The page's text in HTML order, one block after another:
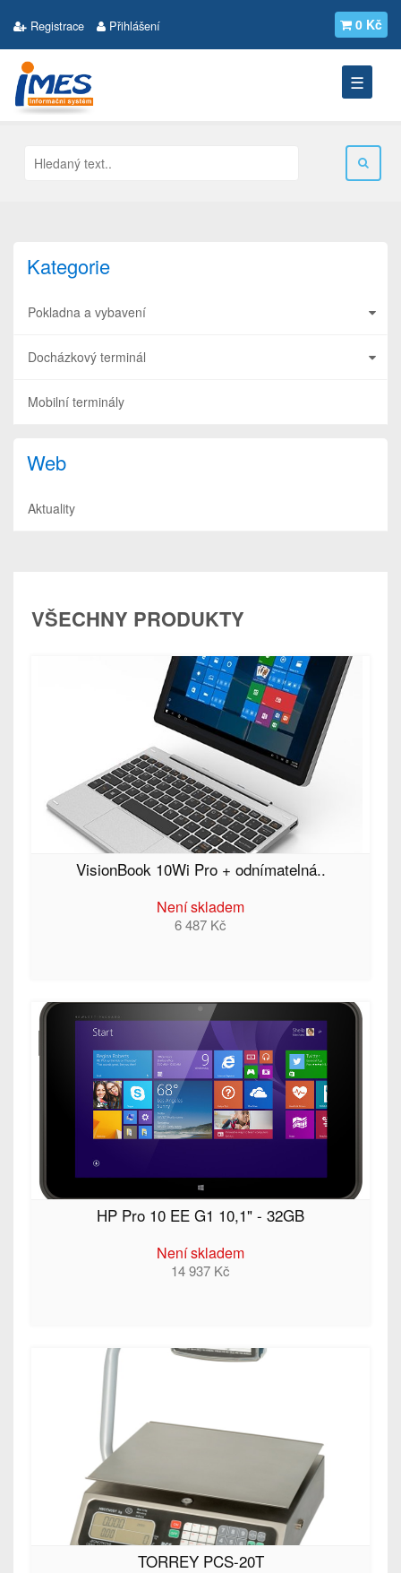
Registrace Přihlášení 0 Kč
☰
VŠECHNY PRODUKTY
VisionBook 10Wi Pro + odnímatelná..
Není skladem
6 487 Kč
HP Pro 10 EE G1 10,1" - 32GB
Není skladem
14 937 Kč
TORREY PCS-20T
Kategorie
Pokladna a vybavení
Docházkový terminál
Mobilní terminály
Web
Aktuality